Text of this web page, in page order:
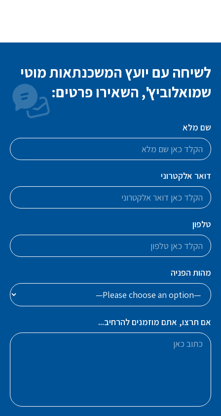
לשיחה עם יועץ המשכנתאות מוטי
שמואלוביץ', השאירו פרטים:
שם מלא
דואר אלקטרוני
טלפון
מהות הפניה
אם תרצו, אתם מוזמנים להרחיב...